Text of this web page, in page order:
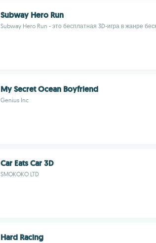
Subway Hero Run
Subway Hero Run - это бесплатная 3D-игра в жанре
My Secret Ocean Boyfriend
Genius Inc
Car Eats Car 3D
SMOKOKO LTD
Hard Racing